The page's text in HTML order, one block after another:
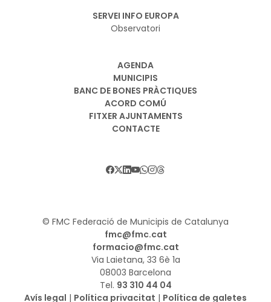
SERVEI INFO EUROPA
Observatori
AGENDA
MUNICIPIS
BANC DE BONES PRÀCTIQUES
ACORD COMÚ
FITXER AJUNTAMENTS
CONTACTE
© FMC Federació de Municipis de Catalunya
fmc@fmc.cat
formacio@fmc.cat
Via Laietana, 33 6è 1a
08003 Barcelona
Tel. 93 310 44 04
Avís legal | Política privacitat | Política de galetes